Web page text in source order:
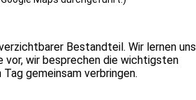
Bestandteil. Wir lernen uns
vor, wir besprechen die wichtigsten
gemeinsam verbringen.